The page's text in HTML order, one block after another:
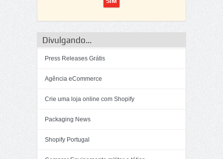
Divulgando...
Press Releases Grátis
Agência eCommerce
Crie uma loja online com Shopify
Packaging News
Shopify Portugal